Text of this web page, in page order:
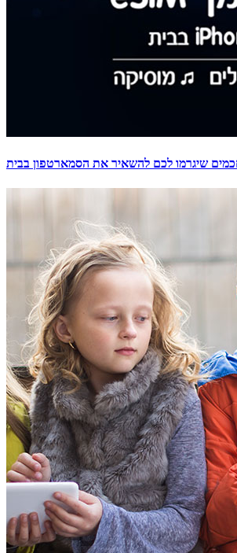
שיגרמו לכם להשאיר את הסמארטפון בבית